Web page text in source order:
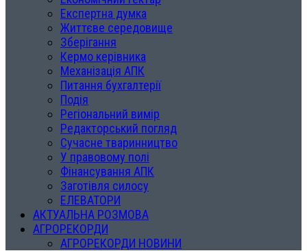
Експертна думка
Життєве середовище
Зберігання
Кермо керівника
Механізація АПК
Питання бухгалтерії
Подія
Регіональний вимір
Редакторський погляд
Сучасне тваринництво
У правовому полі
Фінансування АПК
Заготівля силосу
ЕЛЕВАТОРИ
АКТУАЛЬНА РОЗМОВА
АГРОРЕКОРДИ
АГРОРЕКОРДИ НОВИНИ